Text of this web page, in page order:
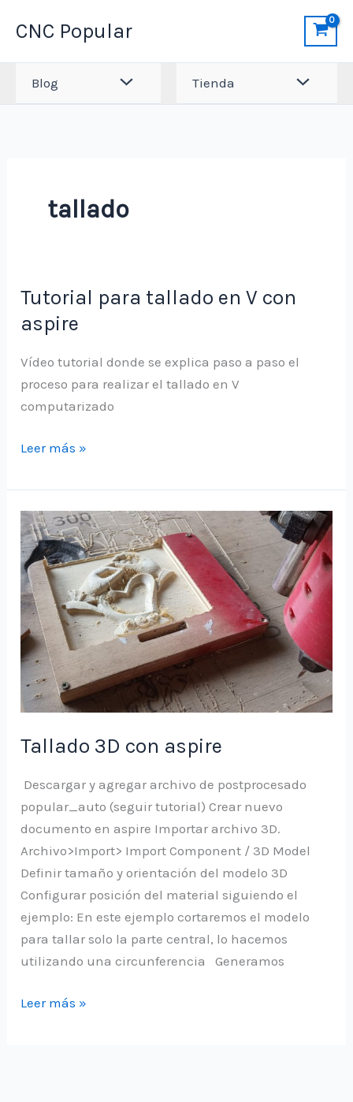
CNC Popular
Blog Tienda
tallado
Tutorial para tallado en V con
aspire
Vídeo tutorial donde se explica paso a paso el
proceso para realizar el tallado en V
computarizado
Tutorial
tallado
en
V
con
aspire
Leer más »
Tallado 3D con aspire
Descargar y agregar archivo de postprocesado
popular_auto (seguir tutorial) Crear nuevo
documento en aspire Importar archivo 3D.
Archivo>Import> Import Component / 3D Model
Definir tamaño y orientación del modelo 3D
Configurar posición del material siguiendo el
ejemplo: En este ejemplo cortaremos el modelo
para tallar solo la parte central, lo hacemos
utilizando una circunferencia Generamos
Tallado
Leer más »